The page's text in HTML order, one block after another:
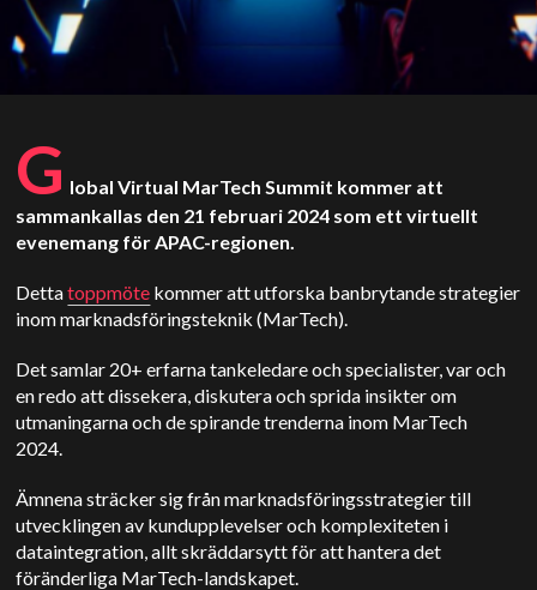
G lobal Virtual MarTech Summit kommer att
sammankallas den 21 februari 2024 som ett virtuellt
evenemang för APAC-regionen.
Dettatoppmöte kommer att utforska banbrytande strategier
inom marknadsföringsteknik (MarTech).
Det samlar 20+ erfarna tankeledare och specialister, var och
en redo att dissekera, diskutera och sprida insikter om
utmaningarna och de spirande trenderna inom MarTech
2024.
Ämnena sträcker sig från marknadsföringsstrategier till
utvecklingen av kundupplevelser och komplexiteten i
dataintegration, allt skräddarsytt för att hantera det
föränderliga MarTech-landskapet.